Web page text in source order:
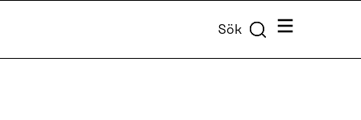
Sök Meny